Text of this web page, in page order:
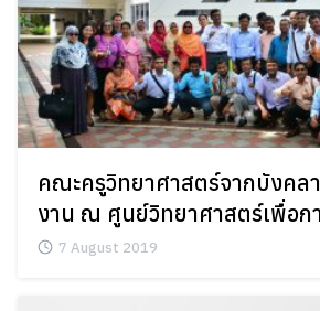
คณะครูวิทยาศาสตร์จากบังคล
งาน ณ ศูนย์วิทยาศาสตร์เพื่อก
7 August 2019